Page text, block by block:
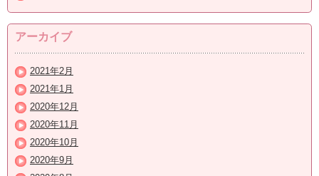
アーカイブ
2021年2月
2021年1月
2020年12月
2020年11月
2020年10月
2020年9月